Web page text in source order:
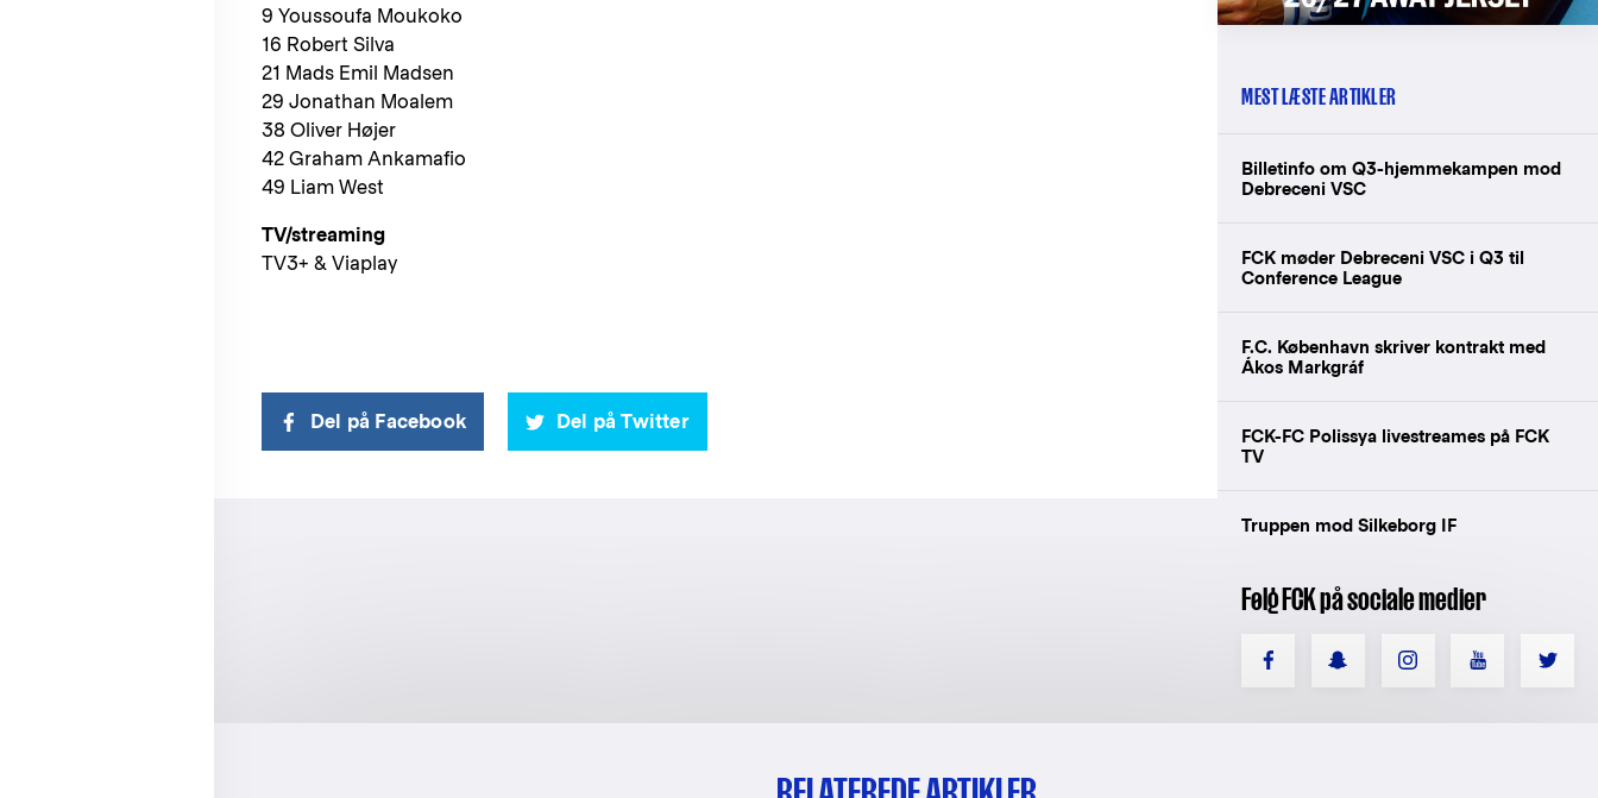
9 Youssoufa Moukoko
16 Robert Silva
21 Mads Emil Madsen
29 Jonathan Moalem
38 Oliver Højer
42 Graham Ankamafio
49 Liam West
TV/streaming
TV3+ & Viaplay
Del på Facebook Del på Twitter
MEST LÆSTE ARTIKLER
Billetinfo om Q3-hjemmekampen mod
Debreceni VSC
FCK møder Debreceni VSC i Q3 til
Conference League
F.C. København skriver kontrakt med
Ákos Markgráf
FCK-FC Polissya livestreames på FCK
TV
Truppen mod Silkeborg IF
Følg FCK på sociale medier